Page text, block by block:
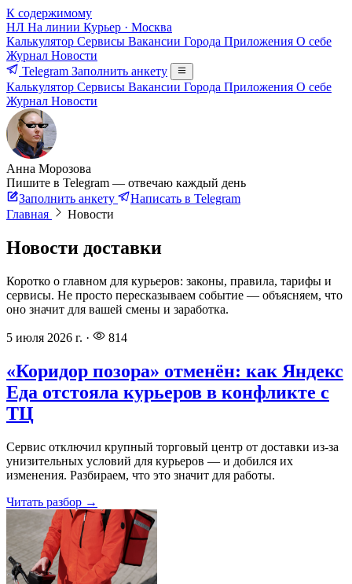
К содержимому
НЛ На линии Курьер · Москва
Калькулятор Сервисы Вакансии Города Приложения О себе
Журнал Новости
Telegram Заполнить анкету
Калькулятор Сервисы Вакансии Города Приложения О себе
Журнал Новости
Анна Морозова
Пишите в Telegram — отвечаю каждый день
Заполнить анкету
Написать в Telegram
Главная
Новости
Новости доставки
Коротко о главном для курьеров: законы, правила, тарифы и
сервисы. Не просто пересказываем событие — объясняем, что
оно значит для вашей смены и заработка.
5 июля 2026 г. · 814
«Коридор позора» отменён: как Яндекс
Еда отстояла курьеров в конфликте с
ТЦ
Сервис отключил крупный торговый центр от доставки из-за
унизительных условий для курьеров — и добился их
изменения. Разбираем, что это значит для работы.
Читать разбор →